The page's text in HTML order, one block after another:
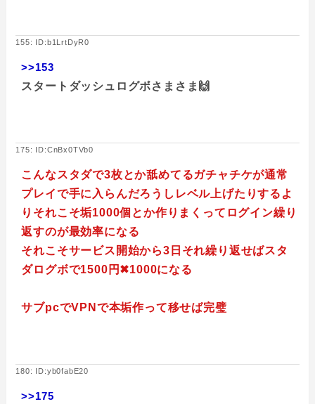
155: ID:b1LrtDyR0
>>153
スタートダッシュログボさまさま🙌
175: ID:CnBx0TVb0
こんなスタダで3枚とか舐めてるガチャチケが通常
プレイで手に入らんだろうしレベル上げたりするよ
りそれこそ垢1000個とか作りまくってログイン繰り
返すのが最効率になる
それこそサービス開始から3日それ繰り返せばスタ
ダログボで1500円✖︎1000になる
サブpcでVPNで本垢作って移せば完璧
180: ID:yb0fabE20
>>175